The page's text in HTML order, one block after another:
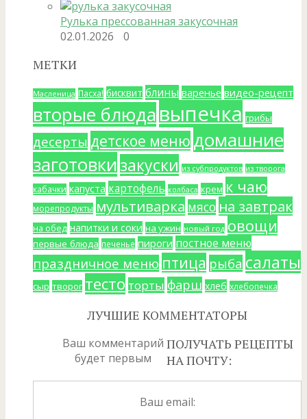
Рулька прессованная закусочная
02.01.2026
0
МЕТКИ
Масленица Пасха! бисквит блины варенье видео-рецепт
вторые блюдавыпечка грибы
десерты детское меню домашние
заготовкизакуски из субпродуктов из творога
кабачки капуста картофель колбаса крем к чаю
морепродукты мультиварка мясо на завтрак
на обед напитки и соки на ужин новый год овощи
первые блюда печенье пироги постное меню
праздничное меню птица рыба салаты
сыр творог тесто торты фарш хлеб хлебопечка
ЛУЧШИЕ КОММЕНТАТОРЫ
Ваш комментарий
будет первым
ПОЛУЧАТЬ РЕЦЕПТЫ
НА ПОЧТУ:
Ваш email: